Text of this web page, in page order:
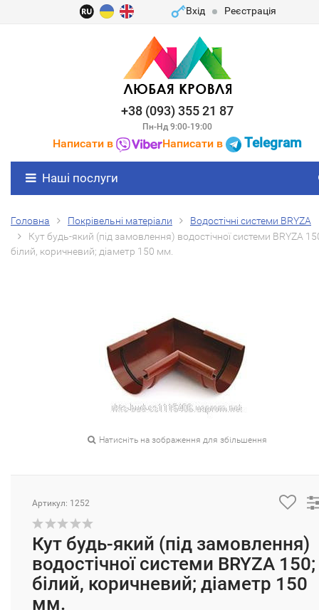
Вхід Реєстрація
+38 (093) 355 21 87
Пн-Нд 9:00-19:00
Написати в Написати в Telegram
Наші послуги
Головна Покрівельні матеріали
Водостічні системи BRYZA
Кут будь-який (під замовлення) водостічної системи BRYZA
білий, коричневий; діаметр 150 мм.
Натисніть на зображення для збільшення
Артикул: 1252
Кут будь-який (під замовлення)
водостічної системи BRYZA 150;
білий, коричневий; діаметр 150
мм.